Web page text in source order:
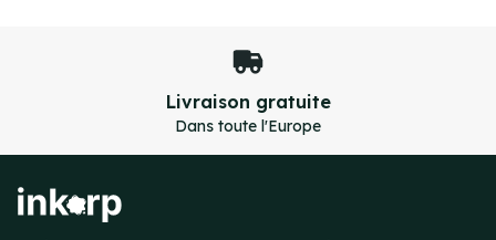
Livraison gratuite
Dans toute l'Europe